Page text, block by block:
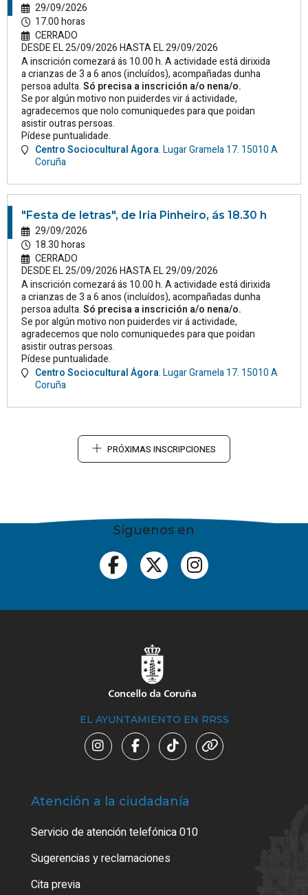
29/09/2026
17.00 horas
CERRADO
DESDE EL 25/09/2026 HASTA EL 29/09/2026
A inscrición comezará ás 10.00 h. A actividade está dirixida
a crianzas de 3 a 6 anos (incluídos), acompañadas dunha
persoa adulta.Só precisa a inscrición a/o nena/o.
Se por algún motivo non puiderdes vir á actividade,
agradecemos que nolo comuniquedes para que poidan
asistir outras persoas.
Pídese puntualidade.
Centro Sociocultural Ágora.Lugar Gramela 17. 15010A
Coruña
"Festa de letras", de Iria Pinheiro, ás 18.30 h
29/09/2026
18.30 horas
CERRADO
DESDE EL 25/09/2026 HASTA EL 29/09/2026
A inscrición comezará ás 10.00 h. A actividade está dirixida
a crianzas de 3 a 6 anos (incluídos), acompañadas dunha
persoa adulta.Só precisa a inscrición a/o nena/o.
Se por algún motivo non puiderdes vir á actividade,
agradecemos que nolo comuniquedes para que poidan
asistir outras persoas.
Pídese puntualidade.
Centro Sociocultural Ágora.Lugar Gramela 17. 15010A
Coruña
PRÓXIMAS INSCRIPCIONES
Síguenos en
EL AYUNTAMIENTO EN RRSS
Atención a la ciudadanía
Servicio de atención telefónica 010
Sugerencias y reclamaciones
Cita previa